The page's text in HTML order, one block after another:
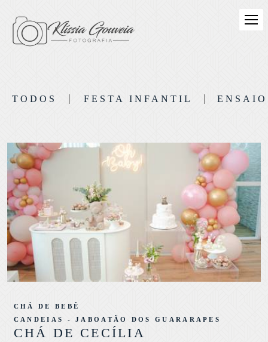
TODOS FESTA INFANTIL
CHÁ DE CECÍLIA
CHÁ DE BEBÊ
CANDEIAS - JABOATÃO DOS GUARARAPES